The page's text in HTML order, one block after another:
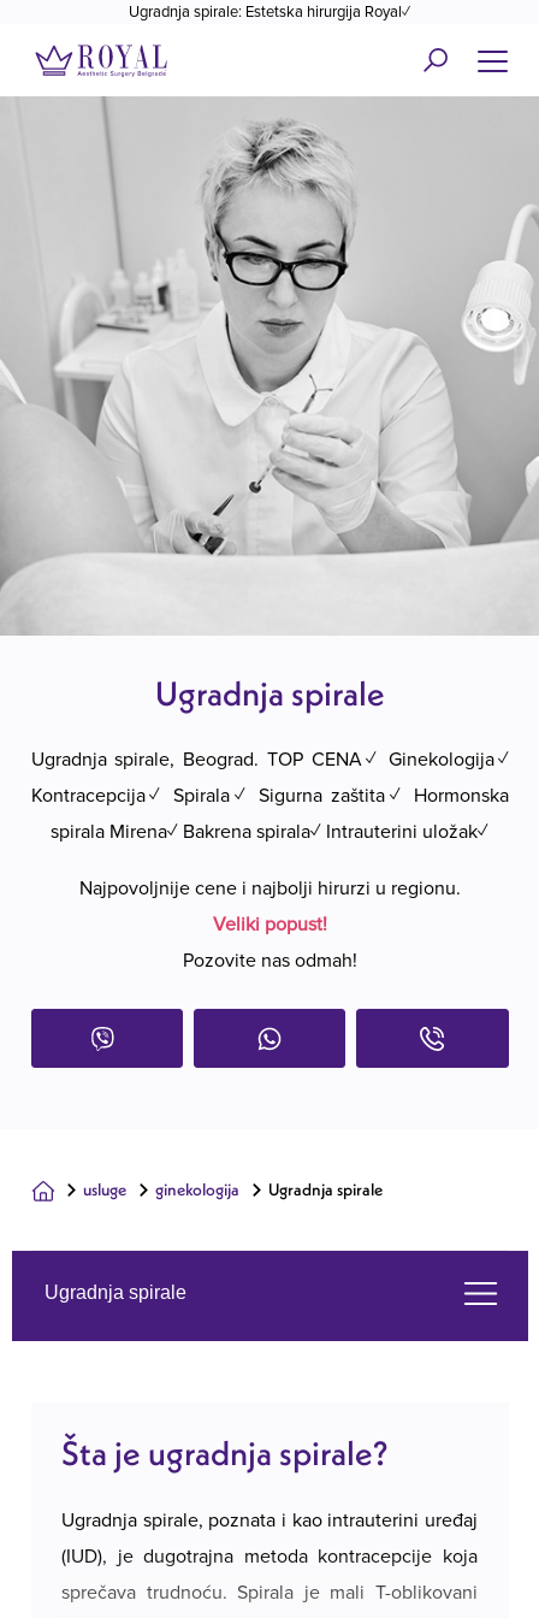
Ugradnja spirale: Estetska hirurgija Royal✓
Ugradnja spirale
Ugradnja spirale, Beograd. TOP CENA✓ Ginekologija✓
Kontracepcija✓ Spirala✓ Sigurna zaštita✓ Hormonska
spirala Mirena✓ Bakrena spirala✓ Intrauterini uložak✓
Najpovoljnije cene i najbolji hirurzi u regionu.
Veliki popust!
Pozovite nas odmah!
usluge ginekologija Ugradnja spirale
Ugradnja spirale
Simptomi
Usluge koje nudimo
Šta je ugradnja spirale?
Ugradnja spirale, poznata i kao intrauterini uređaj
(IUD), je dugotrajna metoda kontracepcije koja
sprečava trudnoću. Spirala je mali T-oblikovani